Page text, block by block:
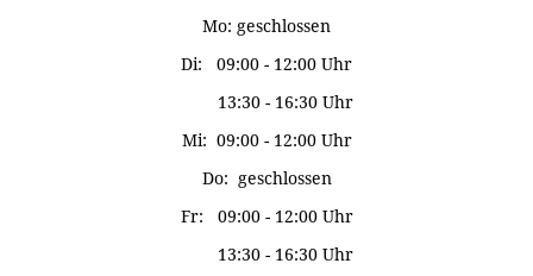
Mo: geschlossen
Di: 09:00 - 12:00 Uhr
13:30 - 16:30 Uhr
Mi: 09:00 - 12:00 Uhr
Do: geschlossen
Fr: 09:00 - 12:00 Uhr
13:30 - 16:30 Uhr